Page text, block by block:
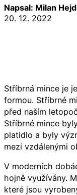
Napsal: Milan
20. 12. 2022
Stříbrná mince je
formou. Stříbrné
před naším
Stříbrné mince
platidlo a byly
mezi vzdálenými
V moderních
hojně využívány.
které jsou